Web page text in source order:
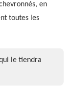
en
toutes les
le tiendra